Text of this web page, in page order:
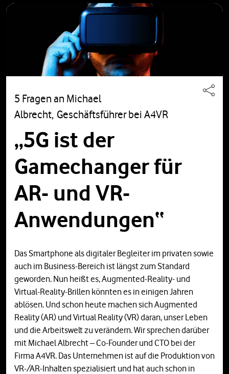
5 Fragen an Michael
Albrecht, Geschäftsführer bei A4VR
„5G ist der
Gamechanger für
AR- und VR-
Anwendungen“
Das Smartphone als digitaler Begleiter im privaten sowie
auch im Business-Bereich ist längst zum Standard
geworden. Nun heißt es, Augmented-Reality- und
Virtual-Reality-Brillen könnten es in einigen Jahren
ablösen. Und schon heute machen sich Augmented
Reality (AR) und Virtual Reality (VR) daran, unser Leben
und die Arbeitswelt zu verändern. Wir sprechen darüber
mit Michael Albrecht – Co-Founder und CTO bei der
Firma A4VR. Das Unternehmen ist auf die Produktion von
VR-/AR-Inhalten spezialisiert und hat auch schon in